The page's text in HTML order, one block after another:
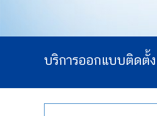
บริการออกแบบติดตั้